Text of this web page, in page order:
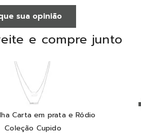
sua opinião
e compre junto
Carta em prata e Ródio
Coleção Cupido